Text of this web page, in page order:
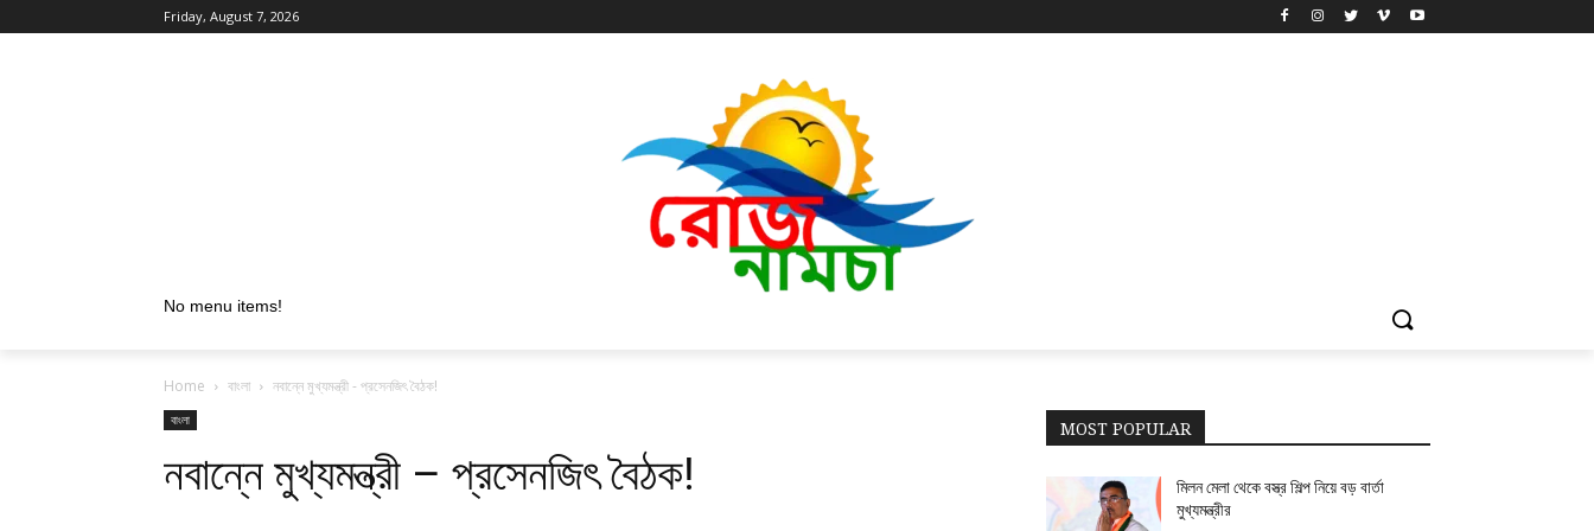
Friday, August 7, 2026
No menu items!
Home বাংলা নবান্নে মুখ্যমন্ত্রী - প্রসেনজিৎ বৈঠক!
বাংলা
নবান্নে মুখ্যমন্ত্রী – প্রসেনজিৎ বৈঠক!
MOST POPULAR
মিলন মেলা থেকে বস্ত্র শিল্প নিয়ে বড় বার্তা
মুখ্যমন্ত্রীর